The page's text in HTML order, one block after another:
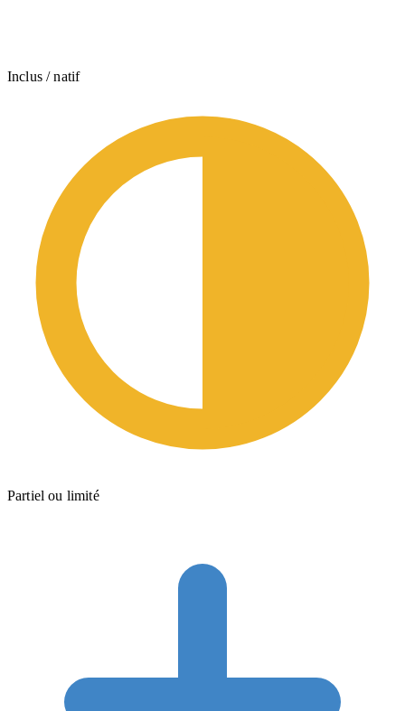
Inclus / natif
Partiel ou limité